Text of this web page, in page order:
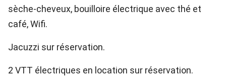
sèche-cheveux, bouilloire électrique avec thé et
café, Wifi.
Jacuzzi sur réservation.
2 VTT électriques en location sur réservation.